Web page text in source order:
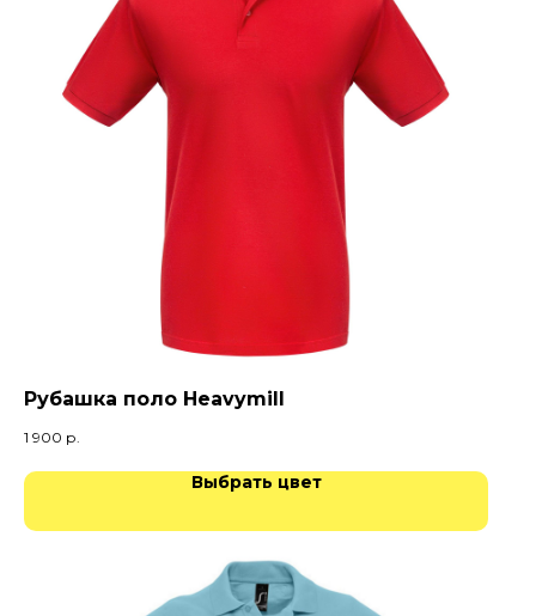
Рубашка поло Heavymill
1 900 р.
Выбрать цвет